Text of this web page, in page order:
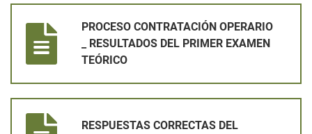
PROCESO CONTRATACIÓN OPERARIO
_ RESULTADOS DEL PRIMER EXAMEN
TEÓRICO
RESPUESTAS CORRECTAS DEL